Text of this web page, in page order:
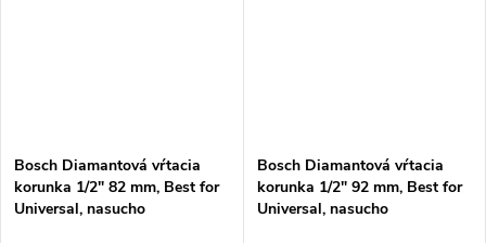
Bosch Diamantová vŕtacia
korunka 1/2" 82 mm, Best for
Universal, nasucho
Bosch Diamantová vŕtacia
korunka 1/2" 92 mm, Best for
Universal, nasucho